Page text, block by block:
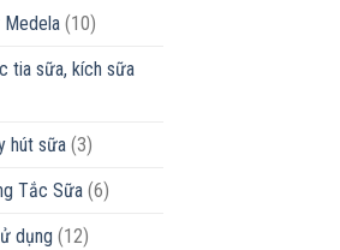
Medela(10)
tia sữa, kích sữa
hút sữa(3)
Tắc Sữa(6)
dụng (12)